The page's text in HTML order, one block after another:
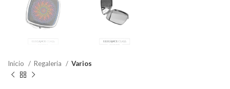
Inicio Regaleria Varios